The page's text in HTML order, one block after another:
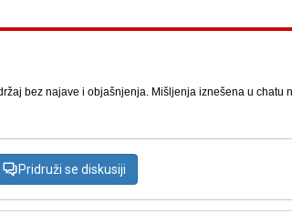
bez najave i objašnjenja. Mišljenja iznešena u chatu
Pridruži se diskusiji